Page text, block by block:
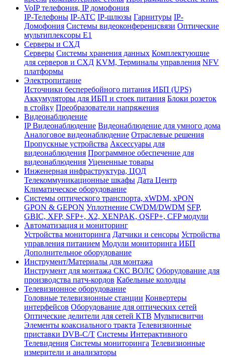
VoIP телефония, IP домофония
IP-Телефоны IP-ATC IP-шлюзы Гарнитуры IP-
Домофония Системы видеоконференцсвязи Оптические
мультиплексоры Е1
Серверы и СХД
Серверы Системы хранения данных Комплектующие
для серверов и СХД KVM, Терминалы управления NFV
платформы
Электропитание
Источники бесперебойного питания ИБП (UPS)
Аккумуляторы для ИБП и стоек питания Блоки розеток
в стойку Преобразователи напряжения
Видеонаблюдение
IP Видеонаблюдение Видеонаблюдение для умного дома
Аналоговое видеонаблюдение Отраслевые решения
Пропускные устройства Аксессуары для
видеонаблюдения Программное обеспечение для
видеонаблюдения Уцененные товары
Инженерная инфраструктура, ЦОД
Телекоммуникационные шкафы Дата Центр
Климатичeское оборудование
Системы оптического транспорта, xWDM, xPON
GPON & GEPON Уплотнение CWDM/DWDM SFP,
GBIC, XFP, SFP+, X2, XENPAK, QSFP+, CFP модули
Автоматизация и мониторинг
Устройства мониторинга Датчики и сенсоры Устройства
управления питанием Модули мониторинга ИБП
Дополнительное оборудование
Инструмент/Материалы для монтажа
Инструмент для монтажа СКС ВОЛС Оборудование для
производства патч-кордов Кабельные колодцы
Телевизионное оборудование
Головные телевизионные станции Конвертеры
интерфейсов Оборудование для оптических сетей
Оптические делители для сетей КТВ Мультисвитчи
Элементы коаксиального тракта Телевизионные
приставки DVB-C/T Системы Интерактивного
Телевидения Системы мониторинга Телевизионные
измерители и анализаторы